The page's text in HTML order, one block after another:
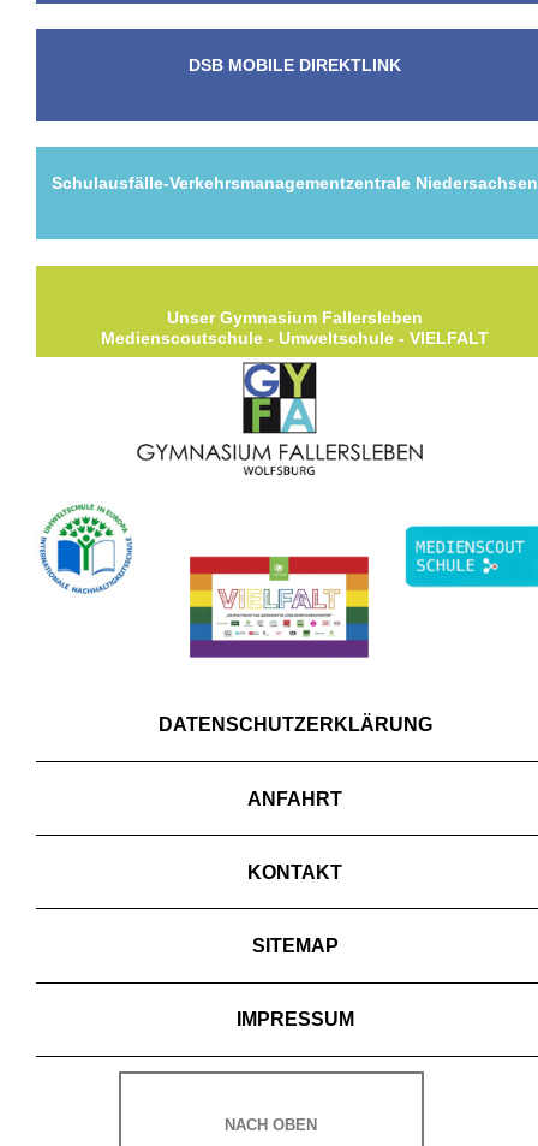
DSB MOBILE DIREKTLINK
Schulausfälle-Verkehrsmanagementzentrale Niedersachsen
Unser Gymnasium Fallersleben
Medienscoutschule - Umweltschule - VIELFALT
DATENSCHUTZERKLÄRUNG
ANFAHRT
KONTAKT
SITEMAP
IMPRESSUM
NACH OBEN